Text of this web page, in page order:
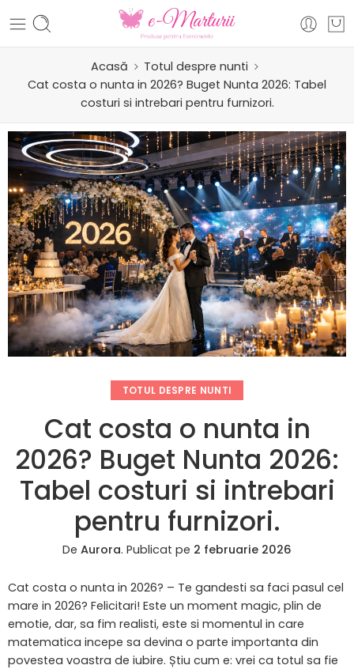
Acasă
Totul despre nunti
Cat costa o nunta in 2026? Buget Nunta 2026: Tabel
costuri si intrebari pentru furnizori.
TOTUL DESPRE NUNTI
Cat costa o nunta in
2026? Buget Nunta 2026:
Tabel costuri si intrebari
pentru furnizori.
De Aurora. Publicat pe 2 februarie 2026
Cat costa o nunta in 2026? – Te gandesti sa faci pasul cel
mare in 2026? Felicitari! Este un moment magic, plin de
emotie, dar, sa fim realisti, este si momentul in care
matematica incepe sa devina o parte importanta din
povestea voastra de iubire. Știu cum e: vrei ca totul sa fie